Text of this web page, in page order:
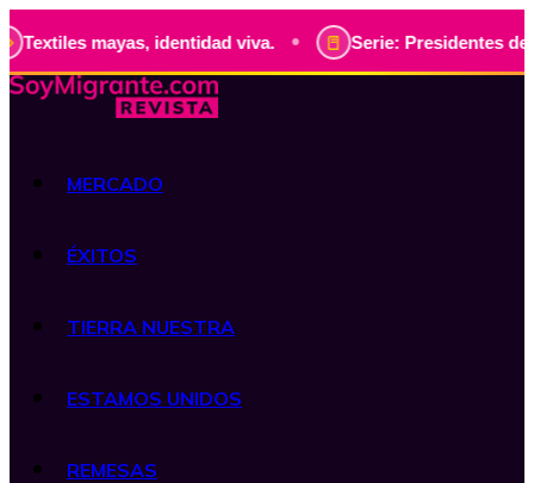
identidad viva. • Serie: Presidentes de Guatemala,
MERCADO
ÉXITOS
TIERRA NUESTRA
ESTAMOS UNIDOS
REMESAS